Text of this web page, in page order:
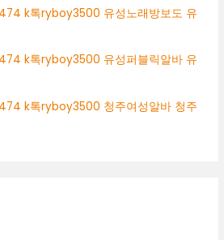
k톡ryboy3500 유성노래방보도 유
k톡ryboy3500 유성퍼블릭알바 유
k톡ryboy3500 청주여성알바 청주